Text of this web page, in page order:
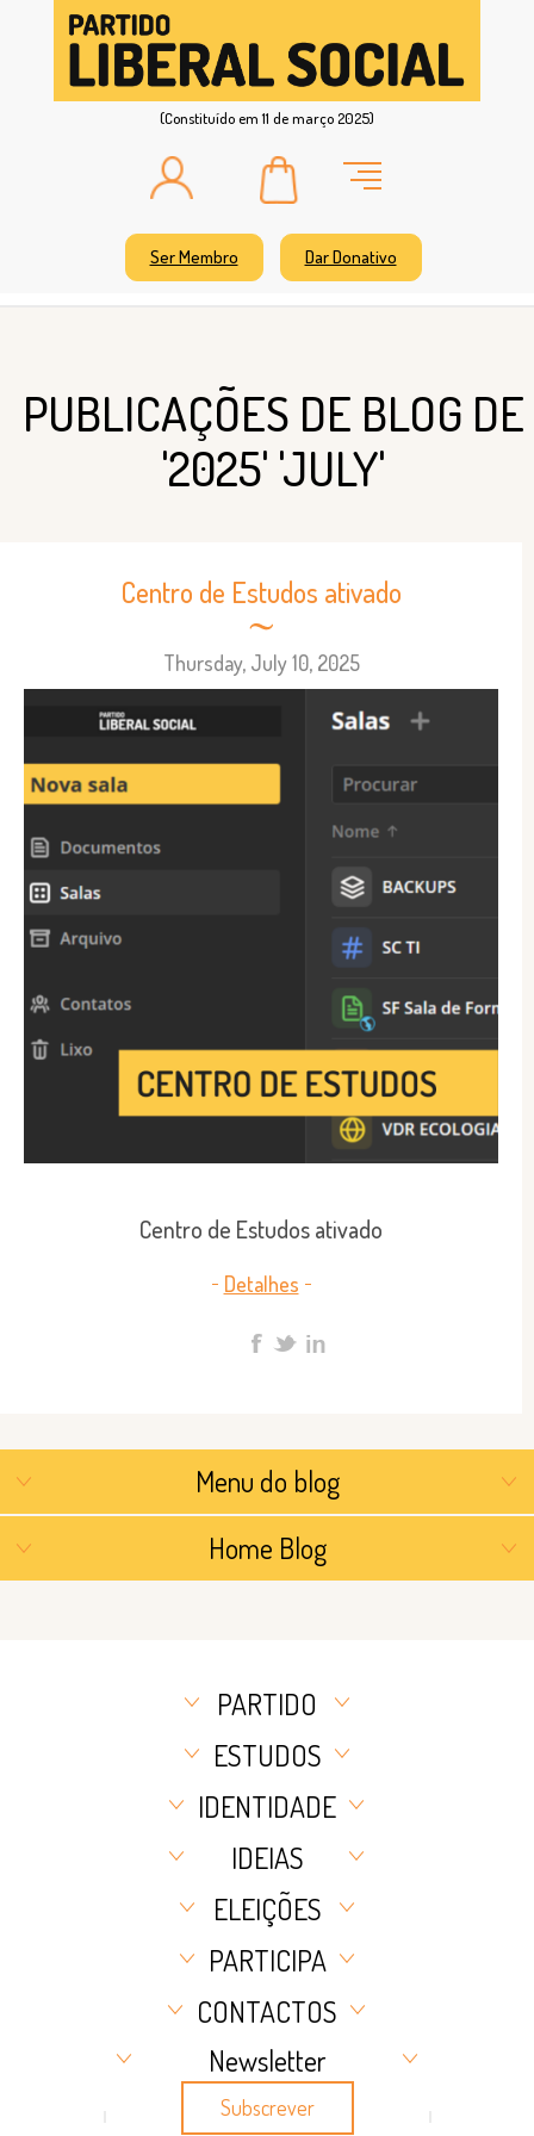
(Constituído em 11 de março 2025)
Ser Membro Dar Donativo
PUBLICAÇÕES DE BLOG DE
'2025' 'JULY'
Centro de Estudos ativado
Thursday, July 10, 2025
Centro de Estudos ativado
Detalhes
Menu do blog
Home Blog
PARTIDO
ESTUDOS
IDENTIDADE
IDEIAS
Newsletter
Subscrever
ELEIÇÕES
PARTICIPA
CONTACTOS